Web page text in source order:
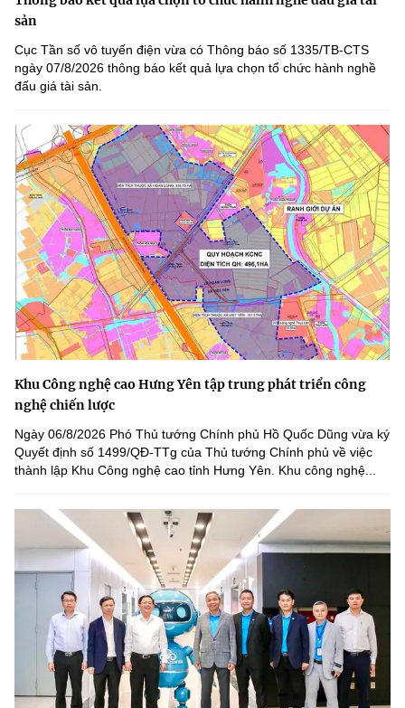
sản
Cục Tần số vô tuyến điện vừa có Thông báo số 1335/TB-CTS
ngày 07/8/2026 thông báo kết quả lựa chọn tổ chức hành nghề
đấu giá tài sản.
Khu Công nghệ cao Hưng Yên tập trung phát triển công
nghệ chiến lược
Ngày 06/8/2026 Phó Thủ tướng Chính phủ Hồ Quốc Dũng vừa ký
Quyết định số 1499/QĐ-TTg của Thủ tướng Chính phủ về việc
thành lập Khu Công nghệ cao tỉnh Hưng Yên. Khu công nghệ...